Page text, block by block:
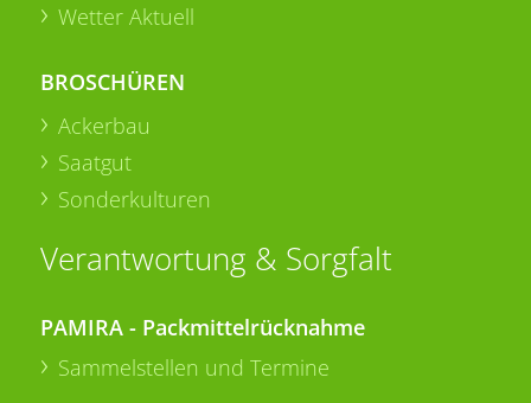
Wetter Aktuell
BROSCHÜREN
Ackerbau
Saatgut
Sonderkulturen
Verantwortung & Sorgfalt
PAMIRA - Packmittelrücknahme
Sammelstellen und Termine